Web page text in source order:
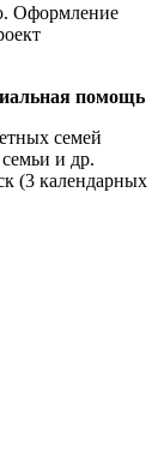
Оформление
помощь
семей
и др.
(3 календарных